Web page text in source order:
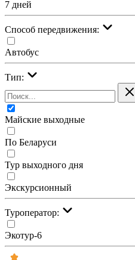
7 дней
Cпособ передвижения:
Автобус
Тип:
Майские выходные
По Беларуси
Тур выходного дня
Экскурсионный
Туроператор:
Экотур-6